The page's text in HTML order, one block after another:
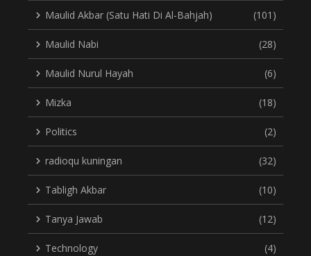
Maulid Akbar (Satu Hati Di Al-Bahjah) (101)
Maulid Nabi (28)
Maulid Nurul Hayah (6)
Mizka (18)
Politics (2)
radioqu kuningan (32)
Tabligh Akbar (10)
Tanya Jawab (12)
Technology (4)